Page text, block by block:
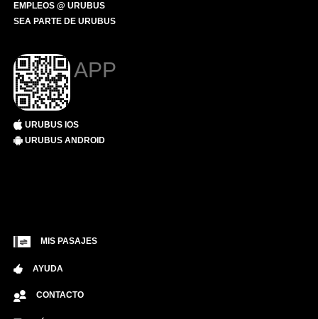
EMPLEOS @ URUBUS
SEA PARTE DE URUBUS
APP
URUBUS IOS
URUBUS ANDROID
MIS PASAJES
AYUDA
CONTACTO